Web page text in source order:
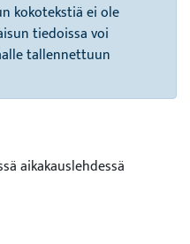
kokotekstiä ei ole
tiedoissa voi
tallennettuun
aikakauslehdessä